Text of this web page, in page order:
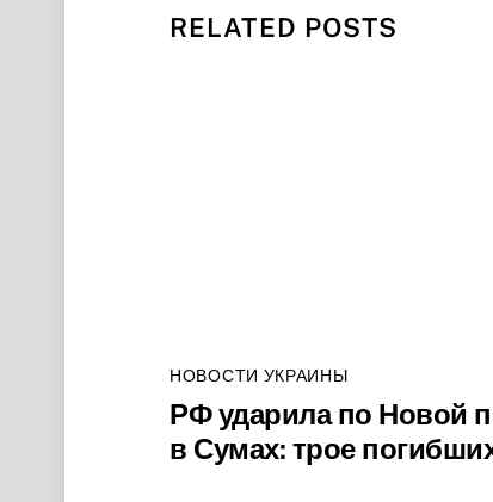
RELATED POSTS
НОВОСТИ УКРАИНЫ
РФ ударила по Новой
в Сумах: трое